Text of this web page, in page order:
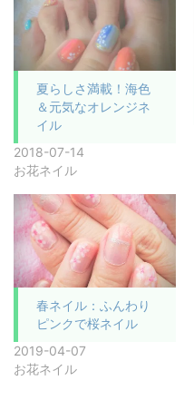
夏らしさ満載！海色
＆元気なオレンジネ
イル
2018-07-14
お花ネイル
春ネイル：ふんわり
ピンクで桜ネイル
2019-04-07
お花ネイル